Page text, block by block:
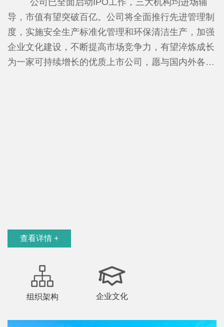
年产25000吨电子级氢氟酸生产线，达到了UPSSS标
准，产品质量在国内处于领先地位。项目建成投产后
金石氟业年销售收入将达到12亿元，年上缴税收1亿
元，项目全部达产后，年销售收入将达到30亿元，年
专利、83个实用新型专利。参与《化工设备安全管理
规范》及《高纯氟化铵溶液》两项国家标准的制定，
并已发布。
导，市值有望突破百亿。 公司将全面推行先进管理制
度，实施安全生产标准化管理和环保清洁生产，加强
企业文化建设，不断提高市场竞争力，有望淬炼成长
为一家可持续增长的优质上市公司，愿与国内外各界
查看详情 +
组织架构 企业文化